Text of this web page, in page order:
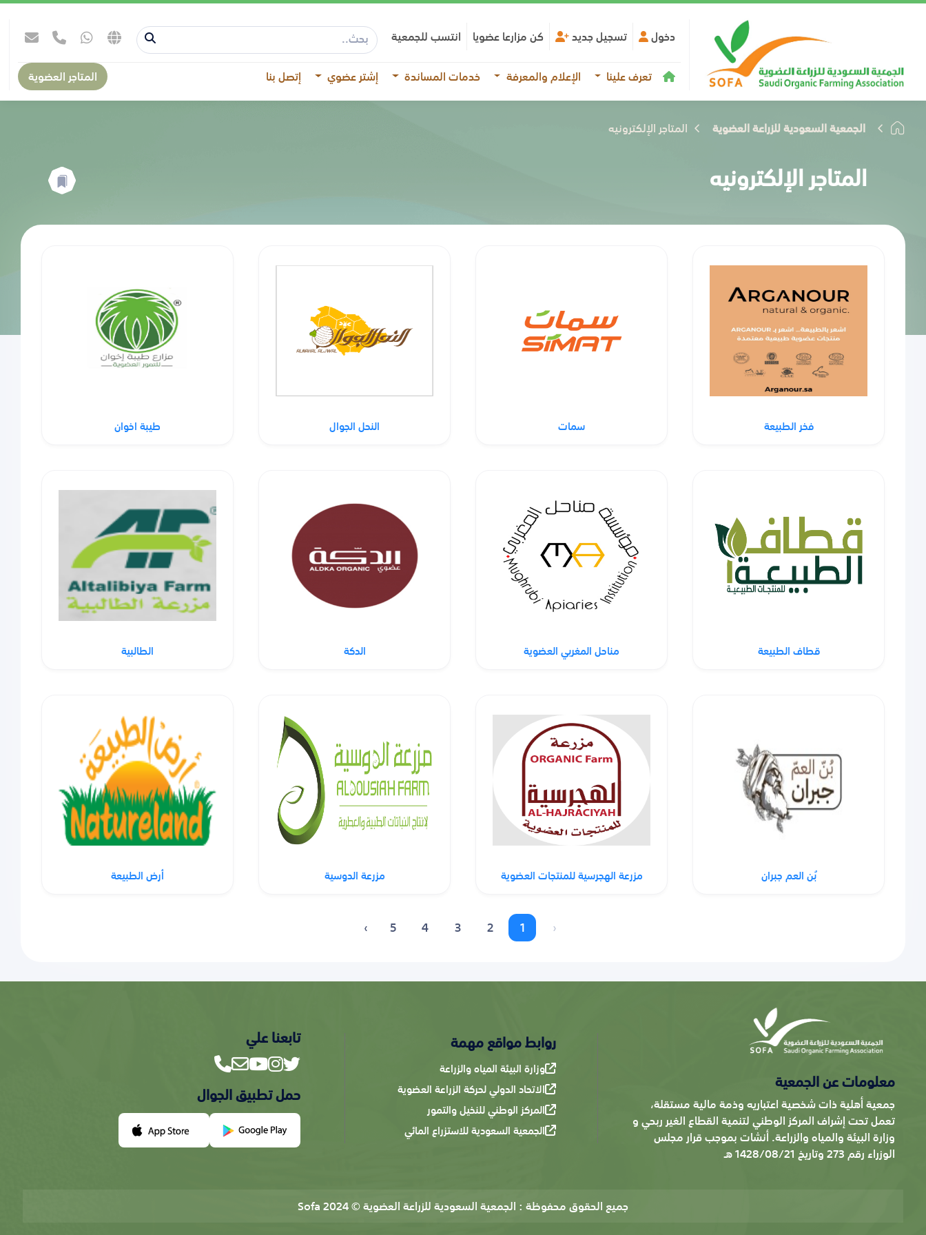
دخول تسجيل جديد كن مزارعا عضويا انتسب للجمعية
تعرف علينا
الإعلام والمعرفة خدمات المساندة إشتر عضوي إتصل بنا المتاجر العضوية
الجمعية السعودية للزراعة العضوية المتاجر الإلكترونيه
المتاجر الإلكترونيه
فخر الطبيعة سمات النحل الجوال طيبة اخوان
قطاف الطبيعة مناحل المغربي العضوية الدكة الطالبية
بُن العم جبران مزرعة الهجرسية للمنتجات العضوية مزرعة الدوسية أرض الطبيعة
‹
1
2
3
4
5
›
معلومات عن الجمعية
جمعية أهلية ذات شخصية اعتباريه وذمة مالية مستقلة،
تعمل تحت إشراف المركز الوطني لتنمية القطاع الغير ربحي و
وزارة البيئة والمياه والزراعة. أنشات بموجب قرار مجلس
الوزراء رقم 273 وتاريخ 1428/08/21 هـ
روابط مواقع مهمة
وزارة البيئة المياه والزراعة
الاتحاد الدولي لحركة الزراعة العضوية
المركز الوطني للنخيل والتمور
الجمعية السعودية للاستزراع المائي
تابعنا علي
حمل تطبيق الجوال
جميع الحقوق محفوظة :الجمعية السعودية للزراعة العضوية © 2024 Sofa